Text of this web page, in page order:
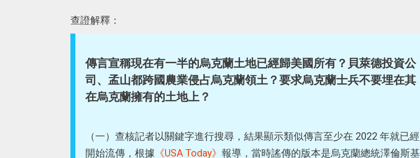
查證解釋：
傳言宣稱現在有一半的烏克蘭土地已經歸美國所有？貝萊德投資公
司、孟山都跨國農業侵占烏克蘭領土？要求烏克蘭士兵不要埋在其
在烏克蘭擁有的土地上？
（一）查核記者以關鍵字進行搜尋，結果顯示類似傳言至少在 2022 年就已經
開始流傳，根據 《USA Today》 報導，當時謠傳的版本是烏克蘭總統澤倫斯基